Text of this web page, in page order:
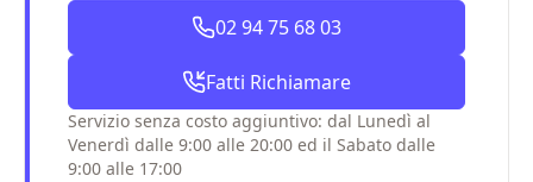
02 94 75 68 03
Fatti Richiamare
Servizio senza costo aggiuntivo: dal Lunedì al
Venerdì dalle 9:00 alle 20:00 ed il Sabato dalle
9:00 alle 17:00